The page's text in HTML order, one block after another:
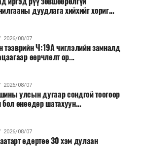
дуудлага хийхийг хориг...
2026/08/07
тээврийн Ч:19А чиглэлийн замналд
өөрчлөлт ор...
2026/08/07
улсын дугаар сондгой тоогоор
бол өнөөдөр шатахуун...
2026/08/07
өдөртөө 30 хэм дулаан